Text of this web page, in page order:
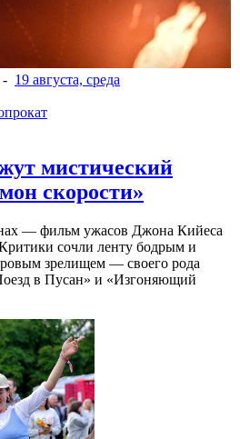
- 19 августа, среда
мистический
скорости»
— фильм ужасов Джона Кийеса
сочли ленту бодрым и
зрелищeм — своего рода
в Пусан» и «Изгоняющий